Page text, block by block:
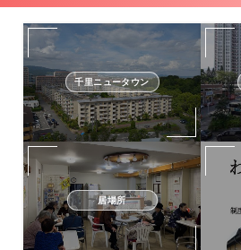
千里ニュータウン
居場所